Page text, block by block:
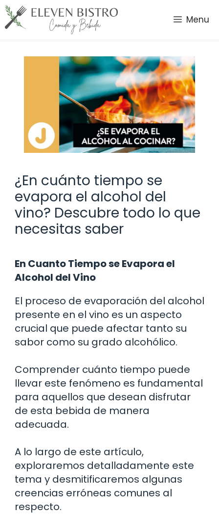
Saltar
al
contenido
Menu
¿En cuánto tiempo se
evapora el alcohol del
vino? Descubre todo lo que
necesitas saber
En Cuanto Tiempo se Evapora el
Alcohol del Vino
El proceso de evaporación del alcohol
presente en el vino es un aspecto
crucial que puede afectar tanto su
sabor como su grado alcohólico.
Comprender cuánto tiempo puede
llevar este fenómeno es fundamental
para aquellos que desean disfrutar
de esta bebida de manera
adecuada.
A lo largo de este artículo,
exploraremos detalladamente este
tema y desmitificaremos algunas
creencias erróneas comunes al
respecto.